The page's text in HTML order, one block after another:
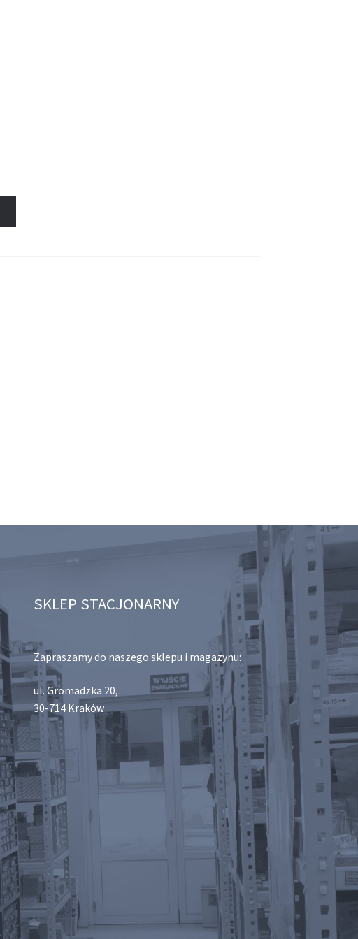
SKLEP STACJONARNY
Zapraszamy do naszego sklepu i magazynu:
ul. Gromadzka 20,
30-714 Kraków